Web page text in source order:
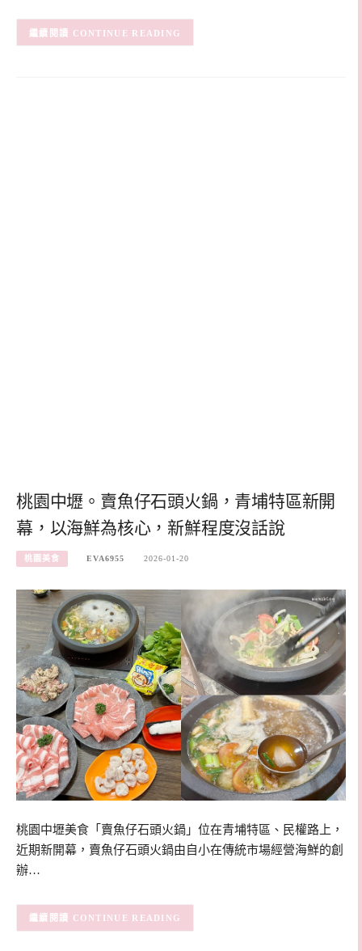
CONTINUE READING
桃園中壢。賣魚仔石頭火鍋，青埔特區新開
幕，以海鮮為核心，新鮮程度沒話說
桃園美食 EVA6955 2026-01-20
桃園中壢美食「賣魚仔石頭火鍋」位在青埔特區、民權路上，
近期新開幕，賣魚仔石頭火鍋由自小在傳統市場經營海鮮的創
辦…
CONTINUE READING